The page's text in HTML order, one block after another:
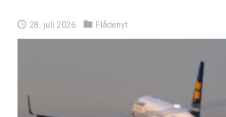
28. juli 2026 Flådenyt